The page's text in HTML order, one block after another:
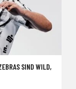
SIND WILD,